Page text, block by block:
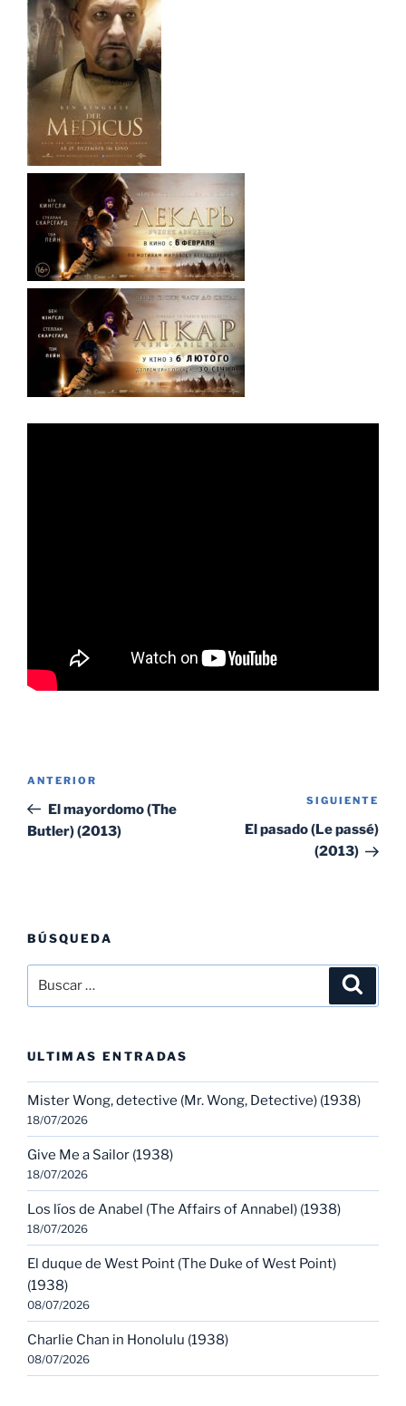
entradas
Entrada
anterior:
ANTERIOR
El mayordomo (The
Butler) (2013)
SIGUIENTE
El pasado (Le passé)
(2013)
BÚSQUEDA
por:
ULTIMAS ENTRADAS
Mister Wong, detective (Mr. Wong, Detective) (1938)
18/07/2026
Give Me a Sailor (1938)
18/07/2026
Los líos de Anabel (The Affairs of Annabel) (1938)
18/07/2026
El duque de West Point (The Duke of West Point)
(1938)
08/07/2026
Charlie Chan in Honolulu (1938)
08/07/2026